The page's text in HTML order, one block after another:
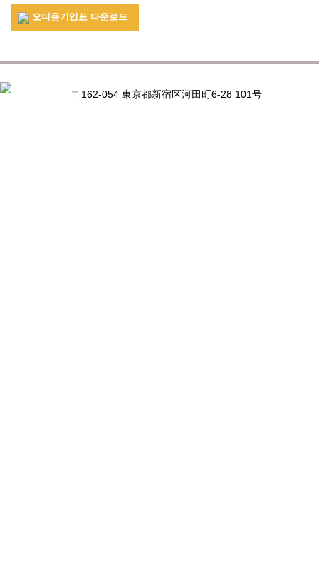
오더용기입표 다운로드
〒162-054 東京都新宿区河田町6-28 101号